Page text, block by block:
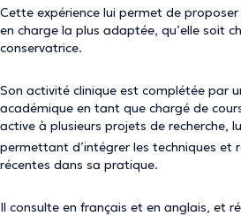
Cette expérience lui permet de
en charge la plus adaptée, qu’elle soit
conservatrice.
Son activité clinique est complétée par
académique en tant que chargé de
active à plusieurs projets de recherche,
permettant d’intégrer les techniques et
récentes dans sa pratique.
Il consulte en français et en anglais, et